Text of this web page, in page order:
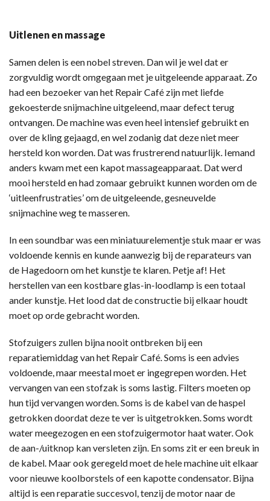
Uitlenen en massage
Samen delen is een nobel streven. Dan wil je wel dat er
zorgvuldig wordt omgegaan met je uitgeleende apparaat. Zo
had een bezoeker van het Repair Café zijn met liefde
gekoesterde snijmachine uitgeleend, maar defect terug
ontvangen. De machine was even heel intensief gebruikt en
over de kling gejaagd, en wel zodanig dat deze niet meer
hersteld kon worden. Dat was frustrerend natuurlijk. Iemand
anders kwam met een kapot massageapparaat. Dat werd
mooi hersteld en had zomaar gebruikt kunnen worden om de
‘uitleenfrustraties’ om de uitgeleende, gesneuvelde
snijmachine weg te masseren.
In een soundbar was een miniatuurelementje stuk maar er was
voldoende kennis en kunde aanwezig bij de reparateurs van
de Hagedoorn om het kunstje te klaren. Petje af! Het
herstellen van een kostbare glas-in-loodlamp is een totaal
ander kunstje. Het lood dat de constructie bij elkaar houdt
moet op orde gebracht worden.
Stofzuigers zullen bijna nooit ontbreken bij een
reparatiemiddag van het Repair Café. Soms is een advies
voldoende, maar meestal moet er ingegrepen worden. Het
vervangen van een stofzak is soms lastig. Filters moeten op
hun tijd vervangen worden. Soms is de kabel van de haspel
getrokken doordat deze te ver is uitgetrokken. Soms wordt
water meegezogen en een stofzuigermotor haat water. Ook
de aan-/uitknop kan versleten zijn. En soms zit er een breuk in
de kabel. Maar ook geregeld moet de hele machine uit elkaar
voor nieuwe koolborstels of een kapotte condensator. Bijna
altijd is een reparatie succesvol, tenzij de motor naar de